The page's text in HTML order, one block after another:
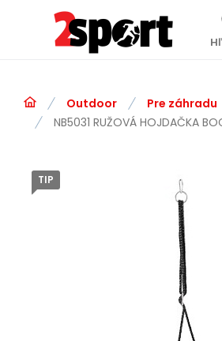
Outdoor Pre záhradu
NB5031 RUŽOVÁ HOJDAČKA
TIP